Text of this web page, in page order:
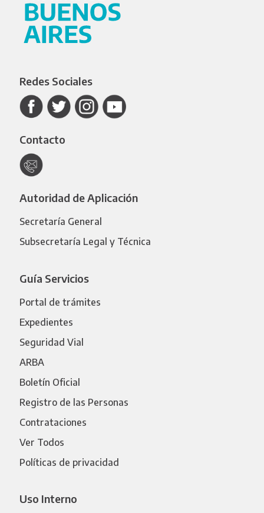
Redes Sociales
Contacto
Autoridad de Aplicación
Secretaría General
Subsecretaría Legal y Técnica
Guía Servicios
Portal de trámites
Expedientes
Seguridad Vial
ARBA
Boletín Oficial
Registro de las Personas
Contrataciones
Ver Todos
Políticas de privacidad
Uso Interno